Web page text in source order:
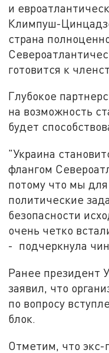
и
Климпуш-
страна
готовится к
Глубокое
на возможность
будет
"Украина
флангом
потому что мы
политические
безопасности
очень четко
- подчеркнула
Ранее президент
заявил, что
по вопросу
блок.
Отметим, что экс-